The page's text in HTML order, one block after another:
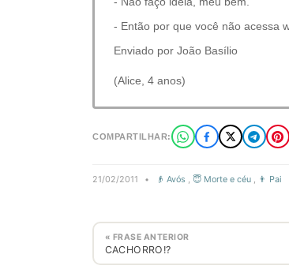
- Então por que você não acessa
Enviado por João Basílio
(Alice, 4 anos)
COMPARTILHAR:
21/02/2011 • 👴 Avós , 😇 Morte e céu , 👨 Pai
« FRASE ANTERIOR
CACHORRO!?